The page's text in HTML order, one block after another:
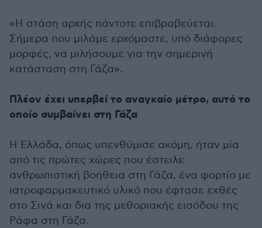
«Η στάση αρχής πάντοτε επιβραβεύεται.
Σήμερα που μιλάμε ερχόμαστε, υπό διάφορες
μορφές, να μιλήσουμε για την σημερινή
κατάσταση στη Γάζα».
Πλέον έχει υπερβεί το αναγκαίο μέτρο, αυτό το
οποίο συμβαίνει στη Γάζα
Η Ελλάδα, όπως υπενθύμισε ακόμη, ήταν μία
από τις πρώτες χώρες που έστειλε
ανθρωπιστική βοήθεια στη Γάζα, ένα φορτίο με
ιατροφαρμακευτικό υλικό που έφτασε εχθές
στο Σινά και δια της μεθοριακής εισόδου της
Ράφα στη Γάζα.